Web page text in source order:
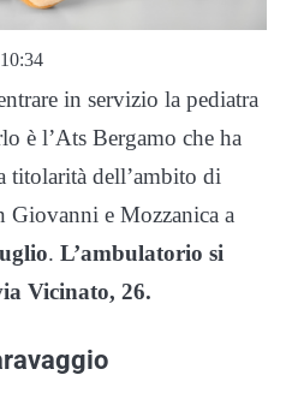
in servizio la pediatra
è l’Ats Bergamo che ha
titolarità dell’ambito di
Giovanni e Mozzanica a
. L’ambulatorio si
Vicinato, 26.